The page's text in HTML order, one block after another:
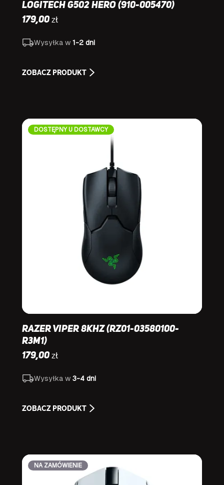
Logitech G502 HERO (910-005470)
179,00 zł
Wysyłka w 1-2 dni
ZOBACZ PRODUKT
DOSTĘPNY U DOSTAWCY
Razer Viper 8KHz (RZ01-03580100-
R3M1)
179,00 zł
Wysyłka w 3-4 dni
ZOBACZ PRODUKT
NA ZAMÓWIENIE